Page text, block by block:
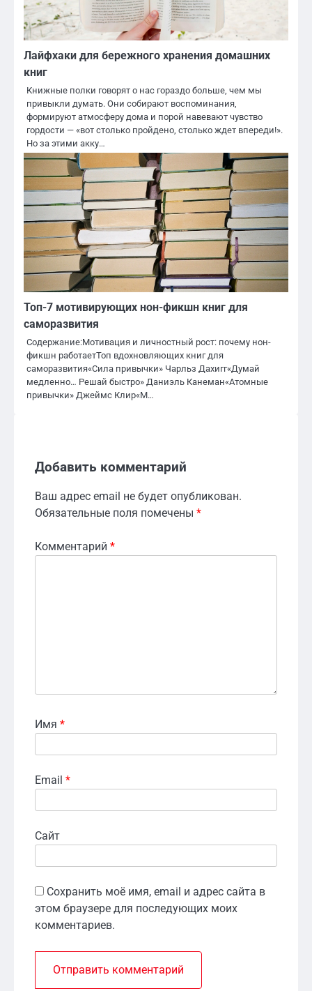
Лайфхаки для бережного хранения домашних
книг
Книжные полки говорят о нас гораздо больше, чем мы
привыкли думать. Они собирают воспоминания,
формируют атмосферу дома и порой навевают чувство
гордости — «вот столько пройдено, столько ждет впереди!».
Но за этими акку…
Топ-7 мотивирующих нон-фикшн книг для
саморазвития
Содержание:Мотивация и личностный рост: почему нон-
фикшн работаетТоп вдохновляющих книг для
саморазвития«Сила привычки» Чарльз Дахигг«Думай
медленно… Решай быстро» Даниэль Канеман«Атомные
привычки» Джеймс Клир«М…
Добавить комментарий
Ваш адрес email не будет опубликован.
Обязательные поля помечены *
Комментарий *
Имя *
Email *
Сайт
Сохранить моё имя, email и адрес сайта в
этом браузере для последующих моих
комментариев.